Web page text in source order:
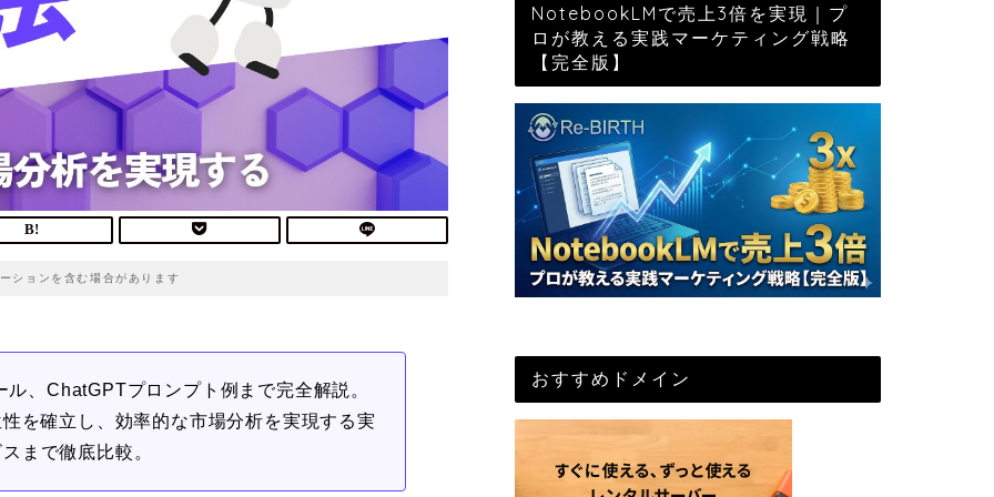
ションを含む場合があります
、ChatGPTプロンプト例まで完全解説。
を確立し、効率的な市場分析を実現する実
まで徹底比較。
NotebookLMで売上3倍を実現｜プ
ロが教える実践マーケティング戦略
【完全版】
おすすめドメイン